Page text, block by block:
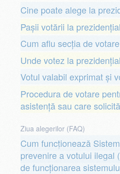
Cine poate alege la
Pașii votării la
Cum aflu secția de
Unde votez la
Votul valabil exprimat și
Procedura de votare
asistență sau care
Ziua alegerilor (FAQ)
Cum funcționează
prevenire a votului ilegal
de funcționarea